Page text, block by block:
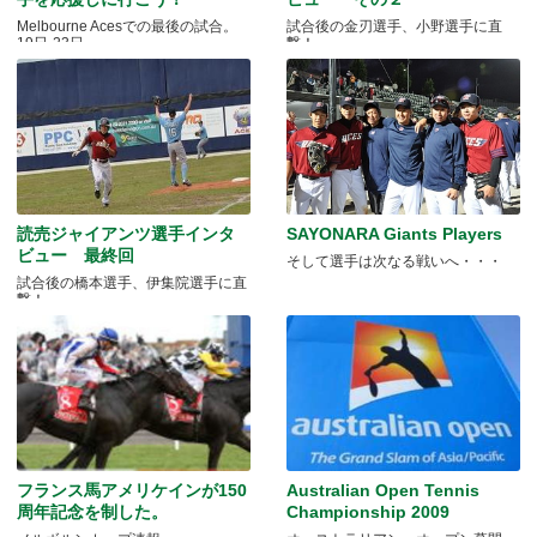
Melbourne Acesでの最後の試合。
19日-23日
試合後の金刃選手、小野選手に直
撃！
読売ジャイアンツ選手インタ
ビュー 最終回
試合後の橋本選手、伊集院選手に直
撃！
SAYONARA Giants Players
そして選手は次なる戦いへ・・・
フランス馬アメリケインが150
周年記念を制した。
Australian Open Tennis
Championship 2009